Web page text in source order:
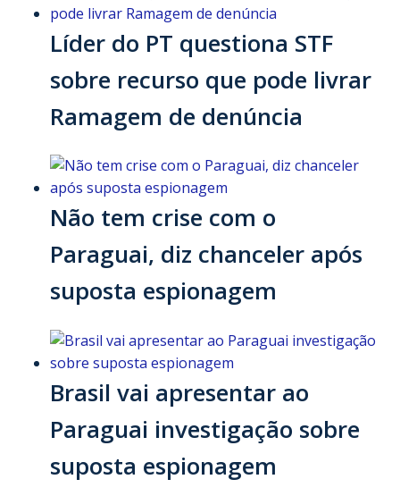
Líder do PT questiona STF
sobre recurso que pode livrar
Ramagem de denúncia
Não tem crise com o
Paraguai, diz chanceler após
suposta espionagem
Brasil vai apresentar ao
Paraguai investigação sobre
suposta espionagem